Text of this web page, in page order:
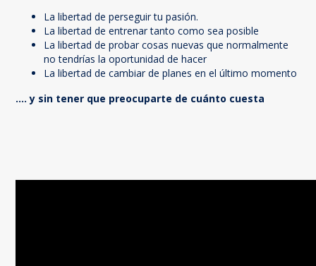
La libertad de perseguir tu pasión.
La libertad de entrenar tanto como sea posible
La libertad de probar cosas nuevas que normalmente
no tendrías la oportunidad de hacer
La libertad de cambiar de planes en el último momento
.... y sin tener que preocuparte de cuánto cuesta